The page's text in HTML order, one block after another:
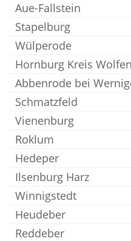
Aue-Fallstein
Stapelburg
Wülperode
Hornburg Kreis
Abbenrode bei
Schmatzfeld
Vienenburg
Roklum
Hedeper
Ilsenburg Harz
Winnigstedt
Heudeber
Reddeber